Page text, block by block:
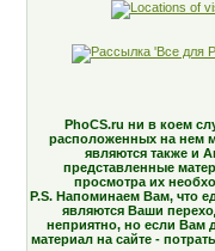
PhoCS.ru ни в коем
расположенных на нем
являются также и
представленные
просмотра их
P.S. Напоминаем Вам, что
являются Ваши
неприятно, но если Вам
материал на сайте -